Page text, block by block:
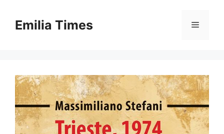
contentEmilia Times Menu